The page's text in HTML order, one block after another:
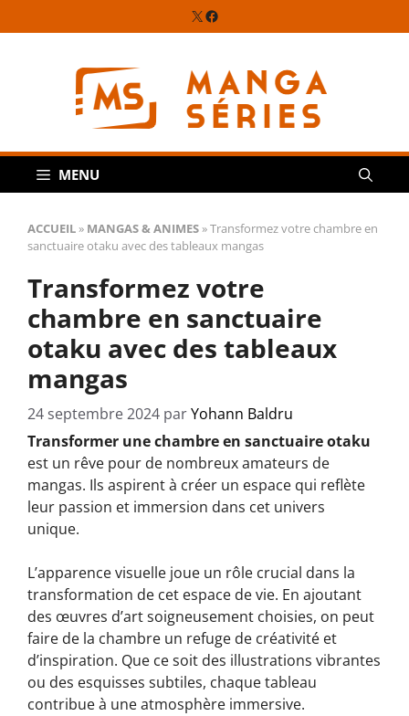
au
X Facebook
MENU
ACCUEIL» MANGAS & ANIMES»Transformez votre chambre en
sanctuaire otaku avec des tableaux mangas
Transformez votre
chambre en sanctuaire
otaku avec des tableaux
mangas
24 septembre 2024 parYohann Baldru
Transformer une chambre en sanctuaire otaku
est un rêve pour de nombreux amateurs de
mangas. Ils aspirent à créer un espace qui reflète
leur passion et immersion dans cet univers
unique.
L’apparence visuelle joue un rôle crucial dans la
transformation de cet espace de vie. En ajoutant
des œuvres d’art soigneusement choisies, on peut
faire de la chambre un refuge de créativité et
d’inspiration. Que ce soit des illustrations vibrantes
ou des esquisses subtiles, chaque tableau
contribue à une atmosphère immersive.